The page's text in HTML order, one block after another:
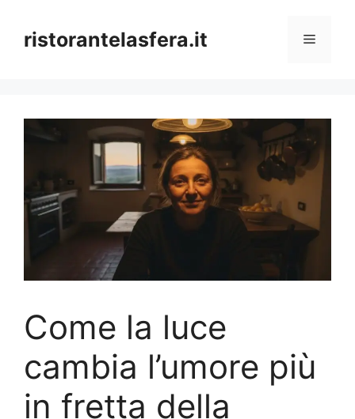
contentristorantelasfera.it Menu
Come la luce
cambia l’umore più
in fretta della